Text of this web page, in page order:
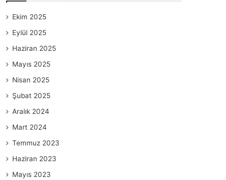
Ekim 2025
Eylül 2025
Haziran 2025
Mayıs 2025
Nisan 2025
Şubat 2025
Aralık 2024
Mart 2024
Temmuz 2023
Haziran 2023
Mayıs 2023